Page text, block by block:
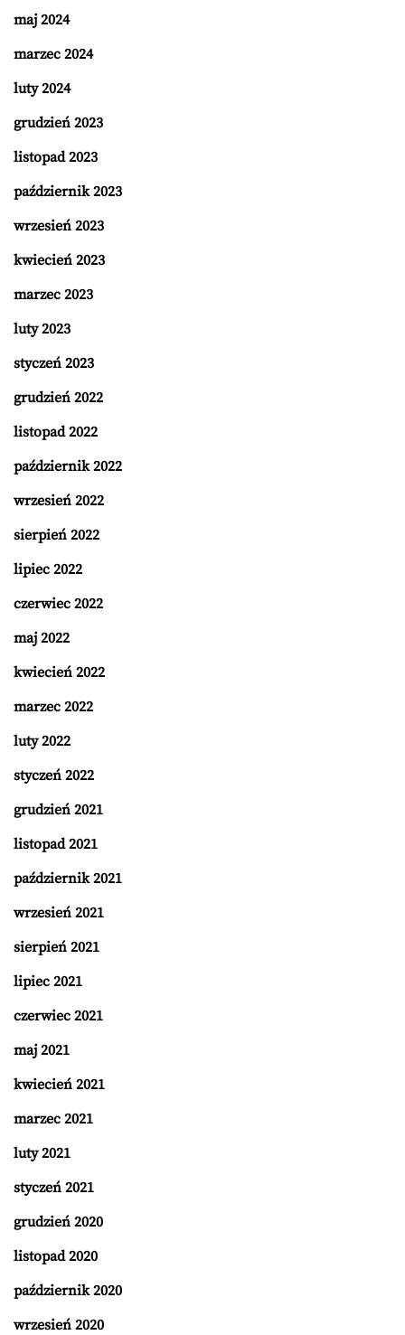
maj 2024
marzec 2024
luty 2024
grudzień 2023
listopad 2023
październik 2023
wrzesień 2023
kwiecień 2023
marzec 2023
luty 2023
styczeń 2023
grudzień 2022
listopad 2022
październik 2022
wrzesień 2022
sierpień 2022
lipiec 2022
czerwiec 2022
maj 2022
kwiecień 2022
marzec 2022
luty 2022
styczeń 2022
grudzień 2021
listopad 2021
październik 2021
wrzesień 2021
sierpień 2021
lipiec 2021
czerwiec 2021
maj 2021
kwiecień 2021
marzec 2021
luty 2021
styczeń 2021
grudzień 2020
listopad 2020
październik 2020
wrzesień 2020